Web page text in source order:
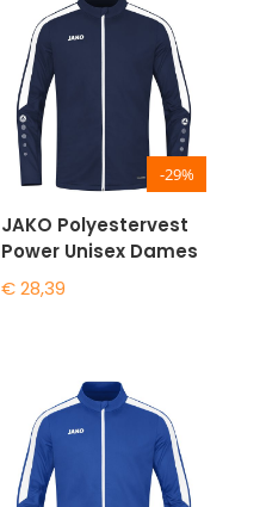
-29%
JAKO Polyestervest
Power Unisex Dames
€28,39